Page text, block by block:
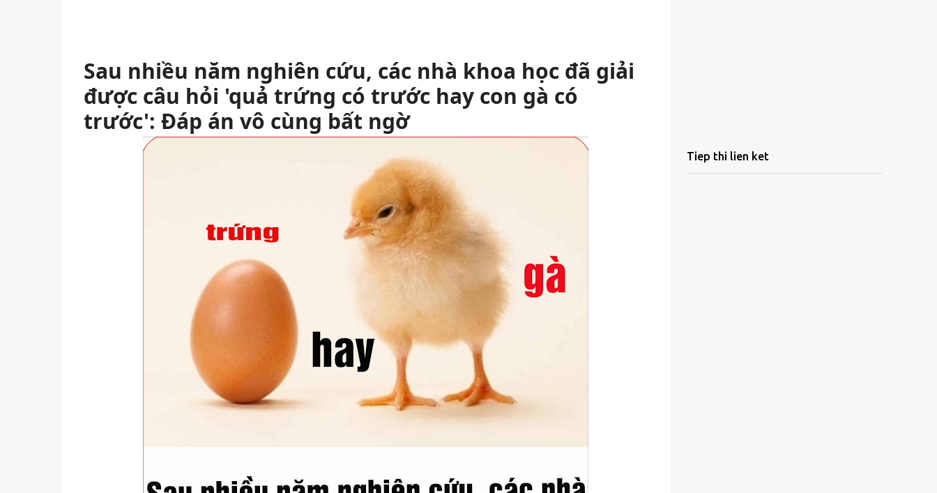
Sau nhiều năm nghiên cứu, các nhà khoa học đã giải
được câu hỏi 'quả trứng có trước hay con gà có
trước': Đáp án vô cùng bất ngờ
Tiep thi lien ket